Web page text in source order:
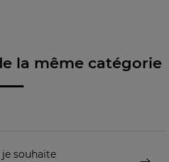
la même catégorie
souhaite